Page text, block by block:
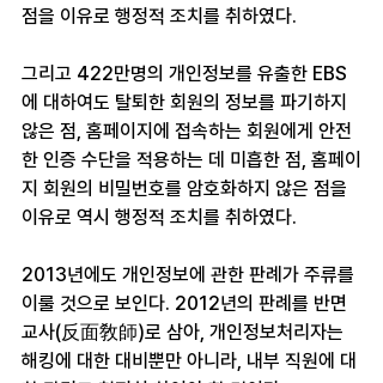
점을 이유로 행정적 조치를 취하였다.
그리고 422만명의 개인정보를 유출한 EBS
에 대하여도 탈퇴한 회원의 정보를 파기하지
않은 점, 홈페이지에 접속하는 회원에게 안전
한 인증 수단을 적용하는 데 미흡한 점, 홈페이
지 회원의 비밀번호를 암호화하지 않은 점을
이유로 역시 행정적 조치를 취하였다.
2013년에도 개인정보에 관한 판례가 주류를
이룰 것으로 보인다. 2012년의 판례를 반면
교사(反面敎師)로 삼아, 개인정보처리자는
해킹에 대한 대비뿐만 아니라, 내부 직원에 대